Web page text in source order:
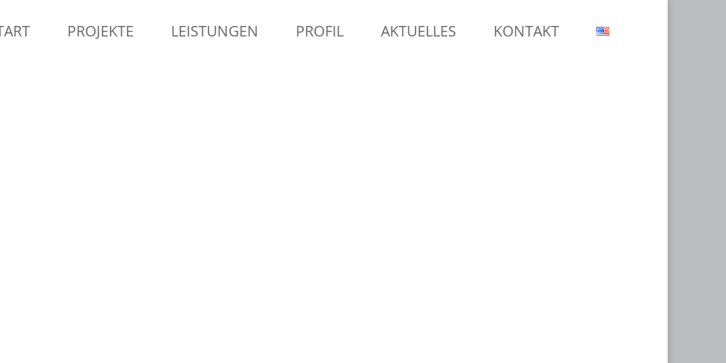
PROJEKTE LEISTUNGEN PROFIL AKTUELLES KONTAKT